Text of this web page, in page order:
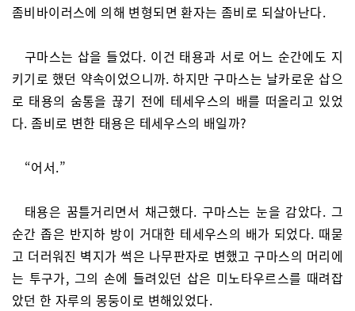
좀비바이러스에 의해 변형되면 환자는 좀비로 되살아난다.
구마스는 삽을 들었다. 이건 태용과 서로 어느 순간에도 지
키기로 했던 약속이었으니까. 하지만 구마스는 날카로운 삽으
로 태용의 숨통을 끊기 전에 테세우스의 배를 떠올리고 있었
다. 좀비로 변한 태용은 테세우스의 배일까?
“어서.”
태용은 꿈틀거리면서 채근했다. 구마스는 눈을 감았다. 그
순간 좁은 반지하 방이 거대한 테세우스의 배가 되었다. 때묻
고 더러워진 벽지가 썩은 나무판자로 변했고 구마스의 머리에
는 투구가, 그의 손에 들려있던 삽은 미노타우르스를 때려잡
았던 한 자루의 몽둥이로 변해있었다.